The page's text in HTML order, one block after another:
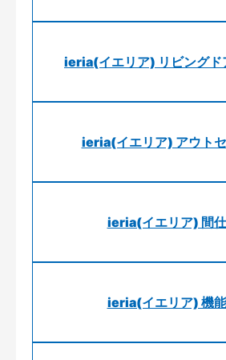
ieria(イエリア) リビングド
ieria(イエリア) アウト
ieria(イエリア) 間
ieria(イエリア) 機